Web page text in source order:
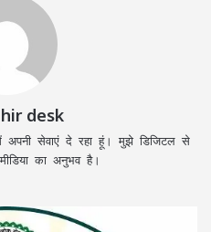
desk
अपनी सेवाएं दे रहा हूं। मुझे डिजिटल से
का अनुभव है।